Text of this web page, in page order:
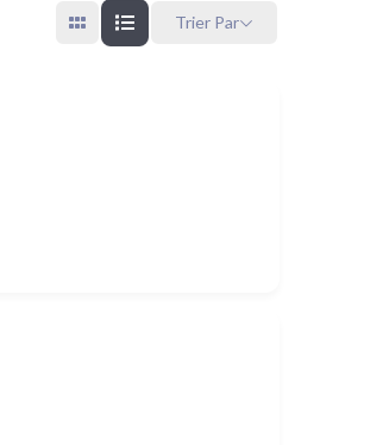
Trier Par